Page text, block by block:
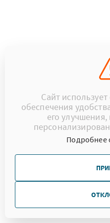
Сайт
обеспечения
его
Подробнее